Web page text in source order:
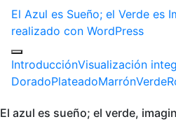
El Azul es Sueño; el Verde es
realizado con WordPress
IntroducciónVisualización
DoradoPlateadoMarrónVerde
El azul es sueño; el verde,